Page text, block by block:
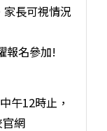
長可視情況
報名參加!
午12時止，
網